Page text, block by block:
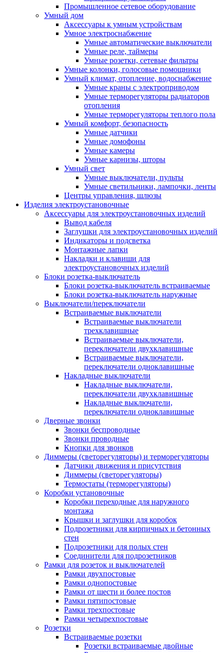
Промышленное сетевое оборудование
Умный дом
Аксессуары к умным устройствам
Умное электроснабжение
Умные автоматические выключатели
Умные реле, таймеры
Умные розетки, сетевые фильтры
Умные колонки, голосовые помощники
Умный климат, отопление, водоснабжение
Умные краны с электроприводом
Умные терморегуляторы радиаторов
отопления
Умные терморегуляторы теплого пола
Умный комфорт, безопасность
Умные датчики
Умные домофоны
Умные камеры
Умные карнизы, шторы
Умный свет
Умные выключатели, пульты
Умные светильники, лампочки, ленты
Центры управления, шлюзы
Изделия электроустановочные
Аксессуары для электроустановочных изделий
Вывод кабеля
Заглушки для электроустановочных изделий
Индикаторы и подсветка
Монтажные лапки
Накладки и клавиши для
электроустановочных изделий
Блоки розетка-выключатель
Блоки розетка-выключатель встраиваемые
Блоки розетка-выключатель наружные
Выключатели/переключатели
Встраиваемые выключатели
Встраиваемые выключатели
трехклавишные
Встраиваемые выключатели,
переключатели двухклавишные
Встраиваемые выключатели,
переключатели одноклавишные
Накладные выключатели
Накладные выключатели,
переключатели двухклавишные
Накладные выключатели,
переключатели одноклавишные
Дверные звонки
Звонки беспроводные
Звонки проводные
Кнопки для звонков
Диммеры (светорегуляторы) и терморегуляторы
Датчики движения и присутствия
Диммеры (светорегуляторы)
Термостаты (терморегуляторы)
Коробки установочные
Коробки переходные для наружного
монтажа
Крышки и заглушки для коробок
Подрозетники для кирпичных и бетонных
стен
Подрозетники для полых стен
Соединители для подрозетников
Рамки для розеток и выключателей
Рамки двухпостовые
Рамки однопостовые
Рамки от шести и более постов
Рамки пятипостовые
Рамки трехпостовые
Рамки четырехпостовые
Розетки
Встраиваемые розетки
Розетки встраиваемые двойные